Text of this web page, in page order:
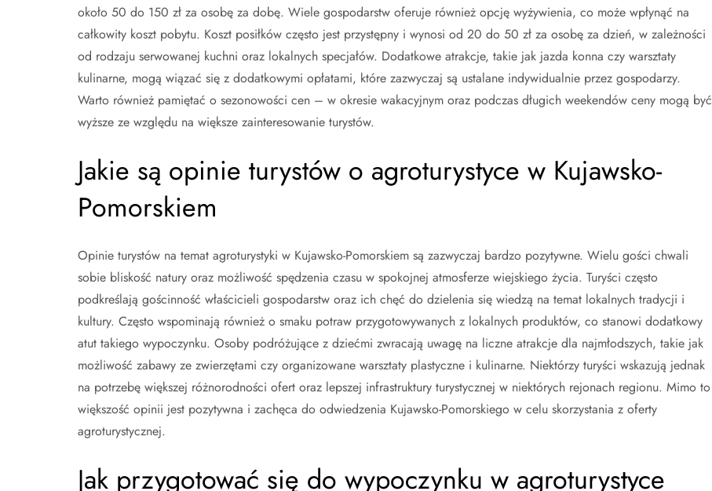
około 50 do 150 zł za osobę za dobę. Wiele gospodarstw oferuje również opcję wyżywienia, co może wpłynąć na
całkowity koszt pobytu. Koszt posiłków często jest przystępny i wynosi od 20 do 50 zł za osobę za dzień, w zależności
od rodzaju serwowanej kuchni oraz lokalnych specjałów. Dodatkowe atrakcje, takie jak jazda konna czy warsztaty
kulinarne, mogą wiązać się z dodatkowymi opłatami, które zazwyczaj są ustalane indywidualnie przez gospodarzy.
Warto również pamiętać o sezonowości cen – w okresie wakacyjnym oraz podczas długich weekendów ceny mogą być
wyższe ze względu na większe zainteresowanie turystów.
Jakie są opinie turystów o agroturystyce w Kujawsko-
Pomorskiem
Opinie turystów na temat agroturystyki w Kujawsko-Pomorskiem są zazwyczaj bardzo pozytywne. Wielu gości chwali
sobie bliskość natury oraz możliwość spędzenia czasu w spokojnej atmosferze wiejskiego życia. Turyści często
podkreślają gościnność właścicieli gospodarstw oraz ich chęć do dzielenia się wiedzą na temat lokalnych tradycji i
kultury. Często wspominają również o smaku potraw przygotowywanych z lokalnych produktów, co stanowi dodatkowy
atut takiego wypoczynku. Osoby podróżujące z dziećmi zwracają uwagę na liczne atrakcje dla najmłodszych, takie jak
możliwość zabawy ze zwierzętami czy organizowane warsztaty plastyczne i kulinarne. Niektórzy turyści wskazują jednak
na potrzebę większej różnorodności ofert oraz lepszej infrastruktury turystycznej w niektórych rejonach regionu. Mimo to
większość opinii jest pozytywna i zachęca do odwiedzenia Kujawsko-Pomorskiego w celu skorzystania z oferty
agroturystycznej.
Jak przygotować się do wypoczynku w agroturystyce